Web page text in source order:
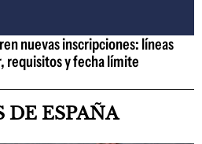
nuevas inscripciones: líneas
requisitos y fecha límite
ESPAÑA